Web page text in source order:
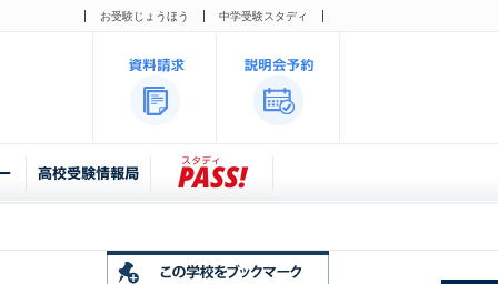
お受験じょうほう 中学受験スタディ